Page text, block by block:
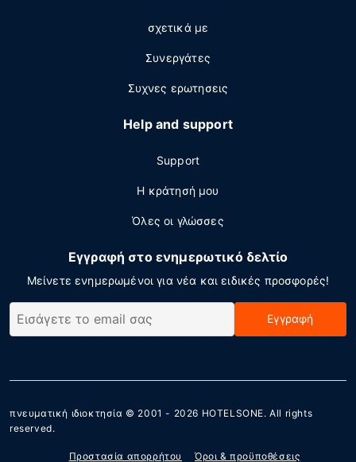
σχετικά με
Συνεργάτες
Συχνες ερωτησεις
Help and support
Support
Η κράτησή μου
Όλες οι γλώσσες
Εγγραφή στο ενημερωτικό δελτίο
Μείνετε ενημερωμένοι για νέα και ειδικές προσφορές!
Εγγραφή
πνευματική ιδιοκτησία © 2001 - 2026 HOTELSONE. All rights
reserved.
Προστασία απορρήτου Όροι & προϋποθέσεις